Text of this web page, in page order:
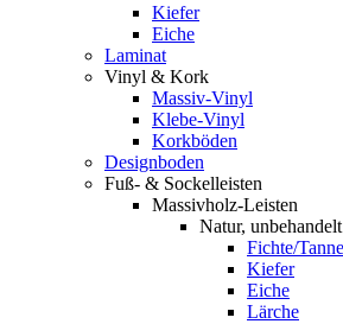
Kiefer
Eiche
Laminat
Vinyl & Kork
Massiv-Vinyl
Klebe-Vinyl
Korkböden
Designboden
Fuß- & Sockelleisten
Massivholz-Leisten
Natur, unbehandelt
Fichte/
Kiefer
Eiche
Lärche